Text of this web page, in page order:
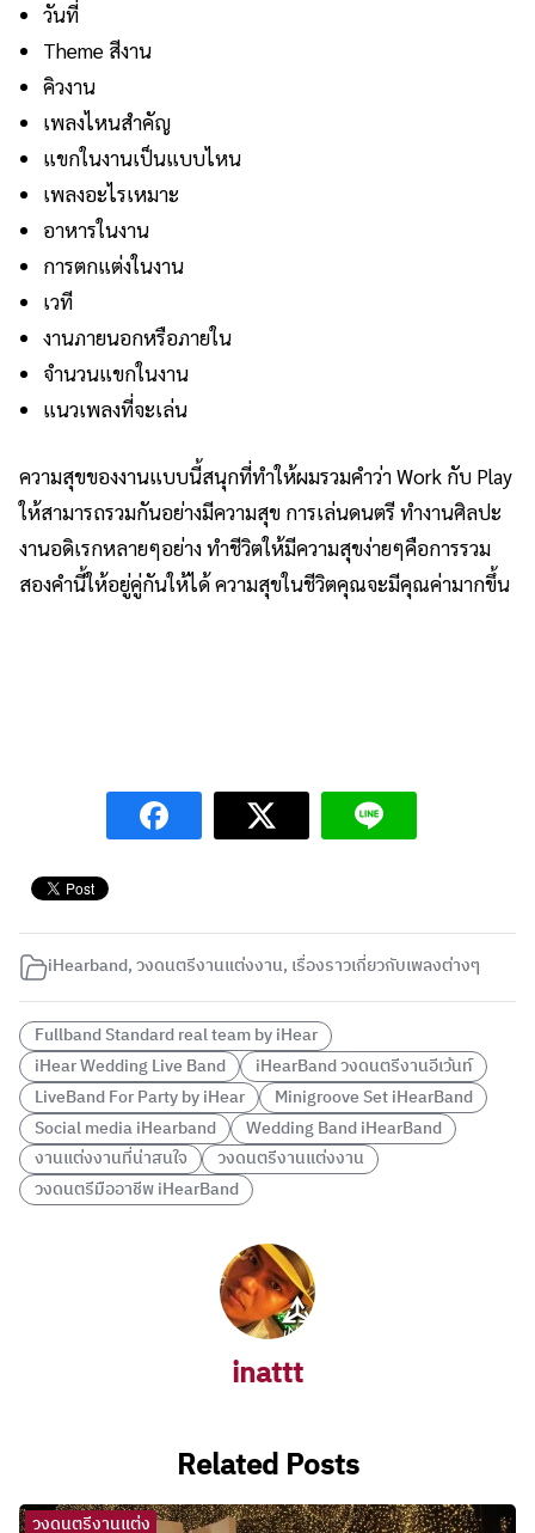
วันที่
Theme สีงาน
คิวงาน
เพลงไหนสำคัญ
แขกในงานเป็นแบบไหน
เพลงอะไรเหมาะ
อาหารในงาน
การตกแต่งในงาน
เวที
งานภายนอกหรือภายใน
จำนวนแขกในงาน
แนวเพลงที่จะเล่น
ความสุขของงานแบบนี้สนุกที่ทำให้ผมรวมคำว่า Work กับ Play
ให้สามารถรวมกันอย่างมีความสุข การเล่นดนตรี ทำงานศิลปะ
งานอดิเรกหลายๆอย่าง ทำชีวิตให้มีความสุขง่ายๆคือการรวม
สองคำนี้ให้อยู่คู่กันให้ได้ ความสุขในชีวิตคุณจะมีคุณค่ามากขึ้น
iHearband,วงดนตรีงานแต่งงาน, เรื่องราวเกี่ยวกับเพลงต่างๆ
Fullband Standard real team by iHear
iHear Wedding Live Band
iHearBand วงดนตรีงานอีเว้นท์
LiveBand For Party by iHear
Minigroove Set iHearBand
Social media iHearband
Wedding Band iHearBand
งานแต่งงานที่น่าสนใจ
วงดนตรีงานแต่งงาน
วงดนตรีมืออาชีพ iHearBand
inattt
Related Posts
วงดนตรีงานแต่ง